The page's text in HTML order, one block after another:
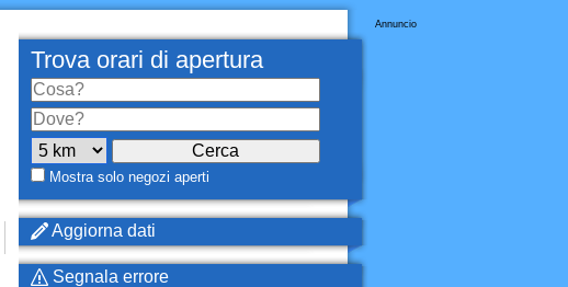
Annuncio
Trova orari di apertura
Mostra solo negozi aperti
Aggiorna dati
Segnala errore